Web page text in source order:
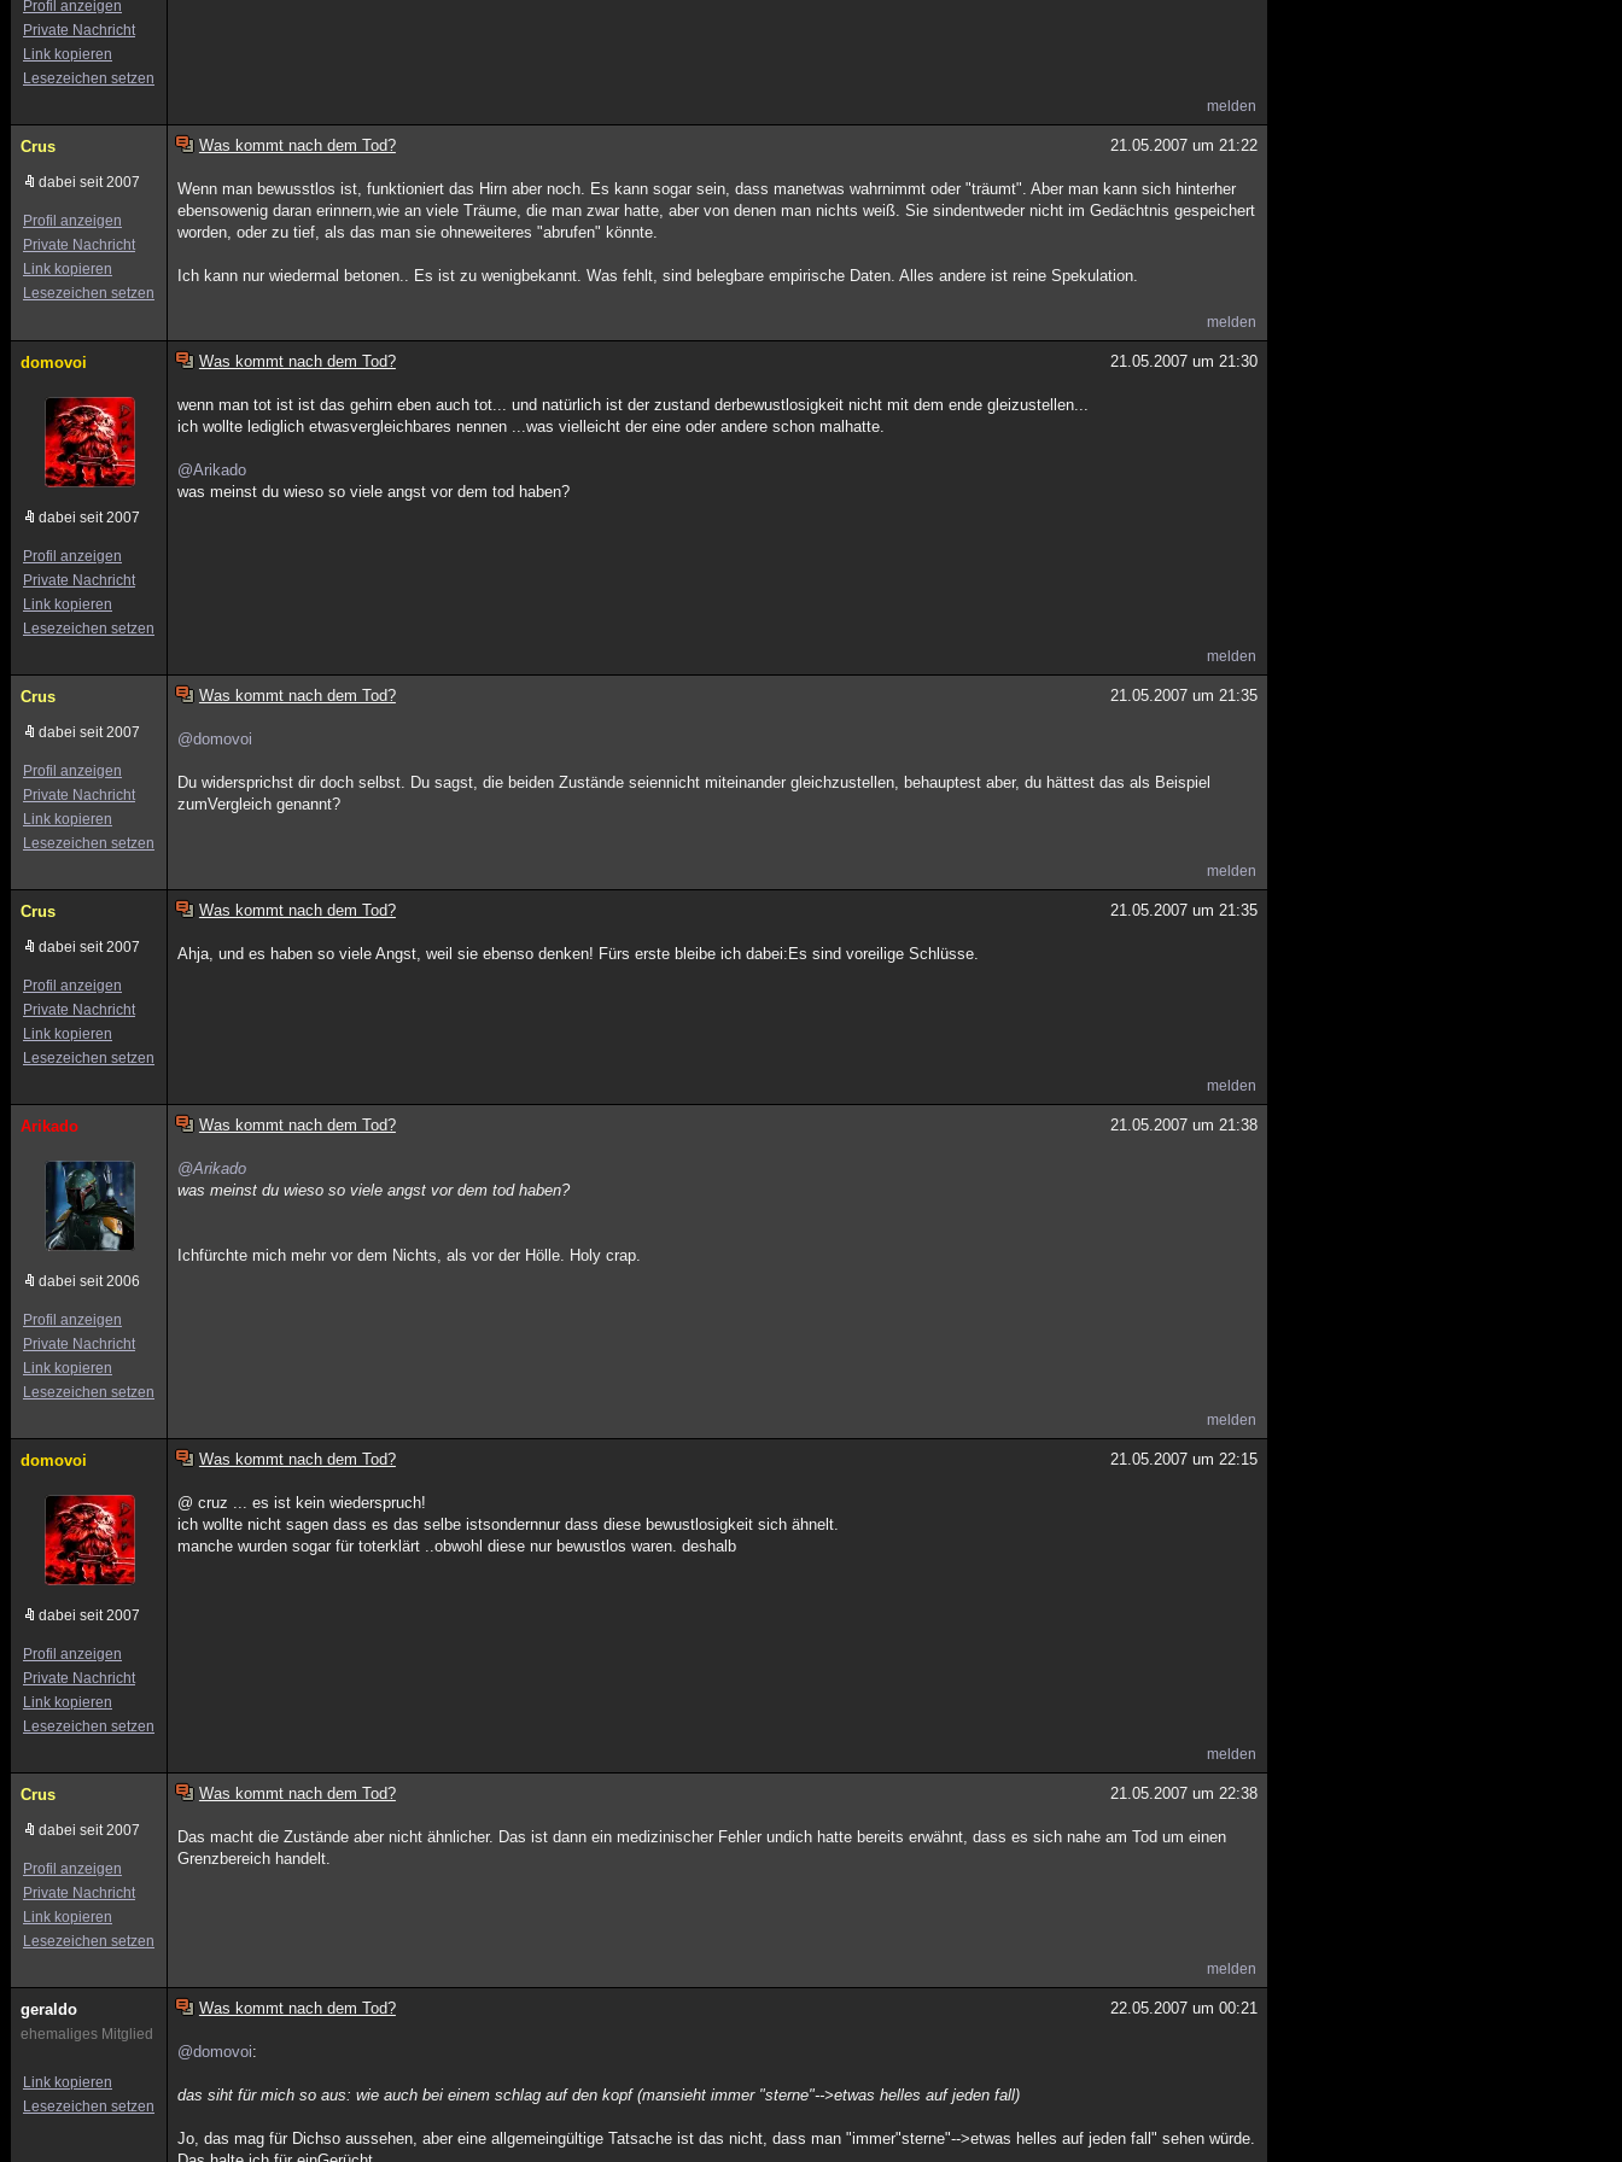
Profil anzeigen
Private Nachricht
Link kopieren
Lesezeichen setzen
melden
Crus
dabei seit 2007
Profil anzeigen
Private Nachricht
Link kopieren
Lesezeichen setzen
Was kommt nach dem Tod? 21.05.2007 um 21:22
Wenn man bewusstlos ist, funktioniert das Hirn aber noch. Es kann sogar sein, dass manetwas wahrnimmt oder "träumt". Aber man kann sich hinterher
ebensowenig daran erinnern,wie an viele Träume, die man zwar hatte, aber von denen man nichts weiß. Sie sindentweder nicht im Gedächtnis gespeichert
worden, oder zu tief, als das man sie ohneweiteres "abrufen" könnte.
Ich kann nur wiedermal betonen.. Es ist zu wenigbekannt. Was fehlt, sind belegbare empirische Daten. Alles andere ist reine Spekulation.
melden
domovoi
dabei seit 2007
Profil anzeigen
Private Nachricht
Link kopieren
Lesezeichen setzen
Was kommt nach dem Tod? 21.05.2007 um 21:30
wenn man tot ist ist das gehirn eben auch tot... und natürlich ist der zustand derbewustlosigkeit nicht mit dem ende gleizustellen...
ich wollte lediglich etwasvergleichbares nennen ...was vielleicht der eine oder andere schon malhatte.
@Arikado
was meinst du wieso so viele angst vor dem tod haben?
melden
Crus
dabei seit 2007
Profil anzeigen
Private Nachricht
Link kopieren
Lesezeichen setzen
Was kommt nach dem Tod? 21.05.2007 um 21:35
@domovoi
Du widersprichst dir doch selbst. Du sagst, die beiden Zustände seiennicht miteinander gleichzustellen, behauptest aber, du hättest das als Beispiel
zumVergleich genannt?
melden
Crus
dabei seit 2007
Profil anzeigen
Private Nachricht
Link kopieren
Lesezeichen setzen
Was kommt nach dem Tod? 21.05.2007 um 21:35
Ahja, und es haben so viele Angst, weil sie ebenso denken! Fürs erste bleibe ich dabei:Es sind voreilige Schlüsse.
melden
Arikado
dabei seit 2006
Profil anzeigen
Private Nachricht
Link kopieren
Lesezeichen setzen
Was kommt nach dem Tod? 21.05.2007 um 21:38
@Arikado
was meinst du wieso so viele angst vor dem tod haben?
Ichfürchte mich mehr vor dem Nichts, als vor der Hölle. Holy crap.
melden
domovoi
dabei seit 2007
Profil anzeigen
Private Nachricht
Link kopieren
Lesezeichen setzen
Was kommt nach dem Tod? 21.05.2007 um 22:15
@ cruz ... es ist kein wiederspruch!
ich wollte nicht sagen dass es das selbe istsondernnur dass diese bewustlosigkeit sich ähnelt.
manche wurden sogar für toterklärt ..obwohl diese nur bewustlos waren. deshalb
melden
Crus
dabei seit 2007
Profil anzeigen
Private Nachricht
Link kopieren
Lesezeichen setzen
Was kommt nach dem Tod? 21.05.2007 um 22:38
Das macht die Zustände aber nicht ähnlicher. Das ist dann ein medizinischer Fehler undich hatte bereits erwähnt, dass es sich nahe am Tod um einen
Grenzbereich handelt.
melden
geraldo
ehemaliges Mitglied
Link kopieren
Lesezeichen setzen
Was kommt nach dem Tod? 22.05.2007 um 00:21
@domovoi:
das siht für mich so aus: wie auch bei einem schlag auf den kopf (mansieht immer "sterne"-->etwas helles auf jeden fall)
Jo, das mag für Dichso aussehen, aber eine allgemeingültige Tatsache ist das nicht, dass man "immer"sterne"-->etwas helles auf jeden fall" sehen würde.